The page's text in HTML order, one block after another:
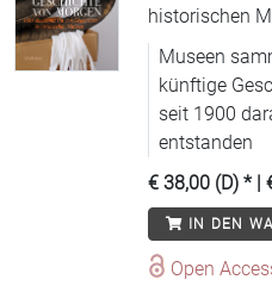
historischen
Museen
künftige
seit 1900
entstanden
€ 38,00 (D) * |
IN DEN
Open